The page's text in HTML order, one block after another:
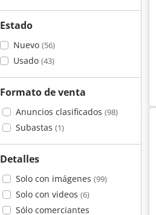
Estado
Nuevo (56)
Usado (43)
Formato de venta
Anuncios clasificados (98)
Subastas (1)
Detalles
Solo con imágenes (99)
Solo con videos (6)
Sólo comerciantes